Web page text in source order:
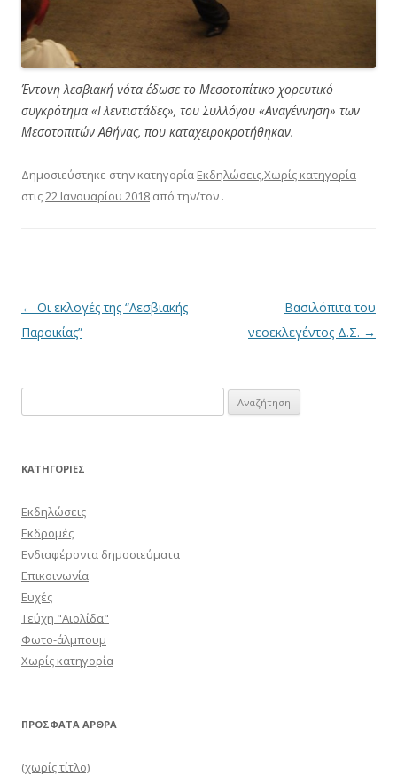
Έντονη λεσβιακή νότα έδωσε το Μεσοτοπίτικο χορευτικό
συγκρότημα «Γλεντιστάδες», του Συλλόγου «Αναγέννηση» των
Μεσοτοπιτών Αθήνας, που καταχειροκροτήθηκαν.
Δημοσιεύστηκε στην κατηγορία Εκδηλώσεις,Χωρίς κατηγορία
στις22 Ιανουαρίου 2018 από την/τον .
Πλοήγηση
άρθρων
← Οι εκλογές της “Λεσβιακής
Παροικίας”
Βασιλόπιτα του
νεοεκλεγέντος Δ.Σ. →
για:
KΑΤΗΓΟΡΊΕΣ
Εκδηλώσεις
Εκδρομές
Ενδιαφέροντα δημοσιεύματα
Επικοινωνία
Ευχές
Τεύχη "Αιολίδα"
Φωτο-άλμπουμ
Χωρίς κατηγορία
ΠΡΌΣΦΑΤΑ ΆΡΘΡΑ
(χωρίς τίτλο)